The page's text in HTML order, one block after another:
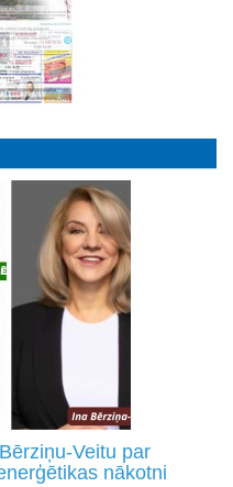
Veitu par
nākotni